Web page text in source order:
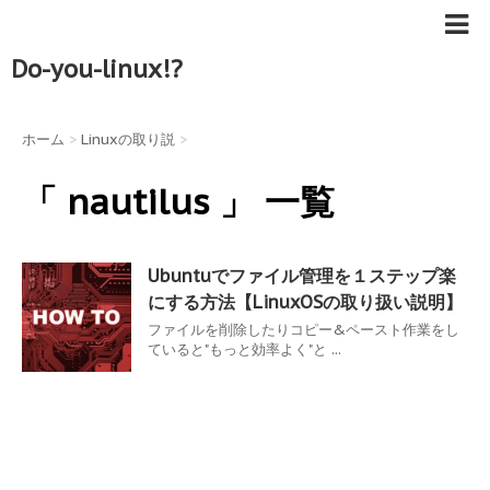
Do-you-linux!?
ホーム > Linuxの取り説 >
「 nautilus 」 一覧
Ubuntuでファイル管理を１ステップ楽
にする方法【LinuxOSの取り扱い説明】
ファイルを削除したりコピー&ペースト作業をし
ていると"もっと効率よく"と ...